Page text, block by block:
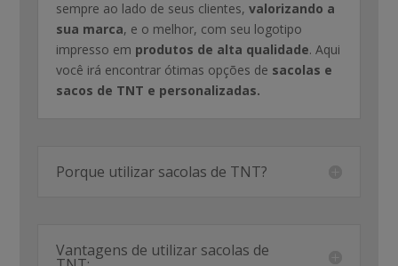
sempre ao lado de seus clientes,valorizando a
sua marca, e o melhor, com seu logotipo
impresso em produtos de alta qualidade. Aqui
você irá encontrar ótimas opções de sacolas e
sacos de TNT e personalizadas.
Porque utilizar sacolas de TNT?
Vantagens de utilizar sacolas de